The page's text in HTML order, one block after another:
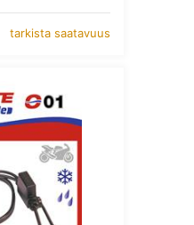
tarkista saatavuus